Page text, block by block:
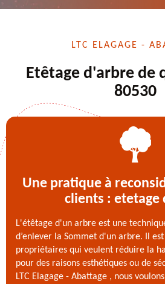
LTC ELAGAGE -
Etêtage d'arbre de
80530
Une pratique à
clients : etetage
L'étêtage d'un arbre est une
d’enlever la Sommet d'un arbre. Il
propriétaires qui veulent réduire la
pour des raisons esthétiques ou de
LTC Elagage - Abattage , nous